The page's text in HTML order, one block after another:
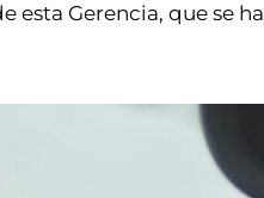
esta Gerencia, que se